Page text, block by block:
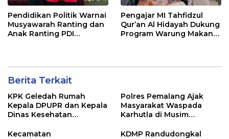
Pendidikan Politik Warnai
Musyawarah Ranting dan
Anak Ranting PDI
Pengajar MI Tahfidzul
Qur’an Al Hidayah Dukung
Program Warung Makan
Berita Terkait
KPK Geledah Rumah
Kepala DPUPR dan Kepala
Dinas Kesehatan
Polres Pemalang Ajak
Masyarakat Waspada
Karhutla di Musim
Kecamatan
KDMP Randudongkal